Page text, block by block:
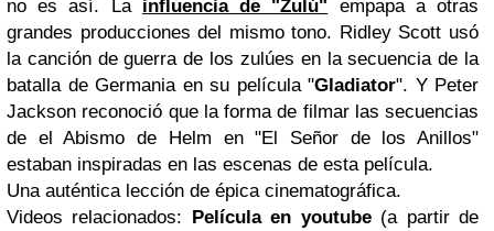
no es así. La influencia de "Zulú" empapa a otras
grandes producciones del mismo tono. Ridley Scott usó
la canción de guerra de los zulúes en la secuencia de la
batalla de Germania en su película "Gladiator". Y Peter
Jackson reconoció que la forma de filmar las secuencias
de el Abismo de Helm en "El Señor de los Anillos"
estaban inspiradas en las escenas de esta película.
Una auténtica lección de épica cinematográfica.
Videos relacionados: Película en youtube(a partir de